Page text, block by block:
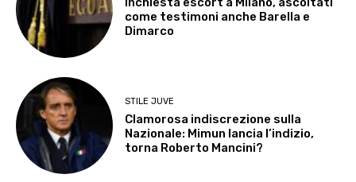
come testimoni anche Barella e
Dimarco
STILE JUVE
Clamorosa indiscrezione sulla
Nazionale: Mimun lancia l’indizio,
torna Roberto Mancini?